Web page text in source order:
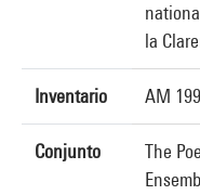
la
Inventario AM
Conjunto
The